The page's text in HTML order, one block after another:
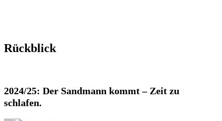
Rückblick
2024/25: Der Sandmann kommt – Zeit zu
schlafen.